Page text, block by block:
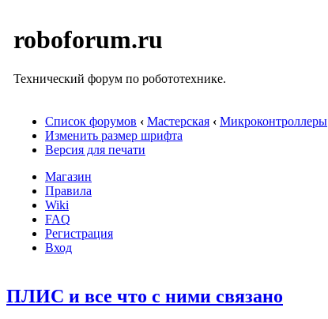
roboforum.ru
Технический форум по робототехнике.
Список форумов ‹ Мастерская ‹ Микроконтроллеры
Изменить размер шрифта
Версия для печати
Магазин
Правила
Wiki
FAQ
Регистрация
Вход
ПЛИС и все что с ними связано